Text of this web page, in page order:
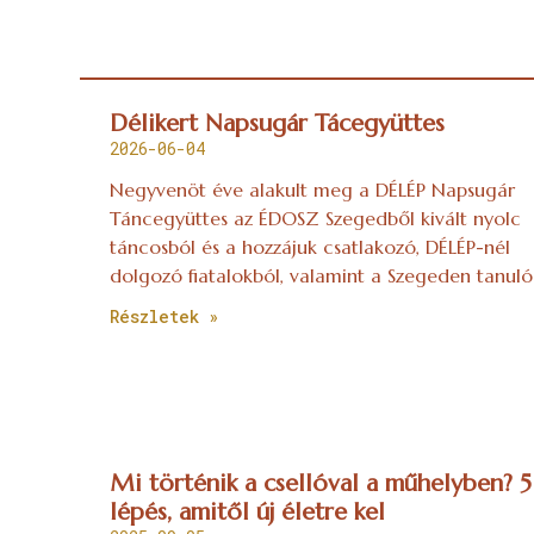
Délikert Napsugár Tácegyüttes
2026-06-04
Negyvenöt éve alakult meg a DÉLÉP Napsugár
Táncegyüttes az ÉDOSZ Szegedből kivált nyolc
táncosból és a hozzájuk csatlakozó, DÉLÉP-nél
dolgozó fiatalokból, valamint a Szegeden tanuló
Részletek »
Mi történik a csellóval a műhelyben? 5
lépés, amitől új életre kel